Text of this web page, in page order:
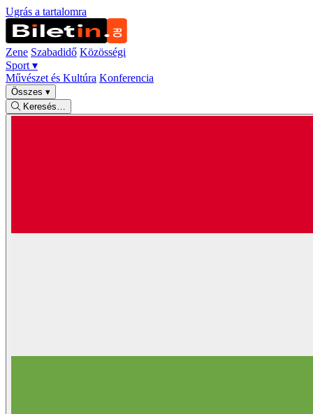
Ugrás a tartalomra
Zene Szabadidő Közösségi
Sport ▾
Művészet és Kultúra Konferencia
Összes ▾
Keresés…